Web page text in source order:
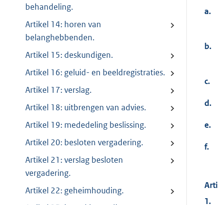
behandeling.
Artikel 14: horen van
belanghebbenden.
Artikel 15: deskundigen.
Artikel 16: geluid- en beeldregistraties.
Artikel 17: verslag.
Artikel 18: uitbrengen van advies.
Artikel 19: mededeling beslissing.
Artikel 20: besloten vergadering.
Artikel 21: verslag besloten
vergadering.
Artikel 22: geheimhouding.
a.
b.
c.
d.
e.
f.
1.